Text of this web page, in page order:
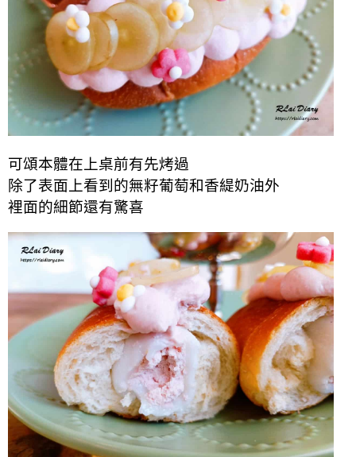
可頌本體在上桌前有先烤過
除了表面上看到的無籽葡萄和香緹奶油外
裡面的細節還有驚喜